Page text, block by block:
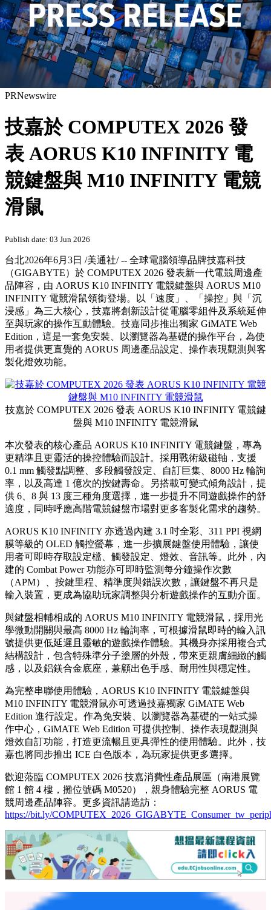
PRNewswire
技嘉於 COMPUTEX 2026 發
表 AORUS K10 INFINITY 電
競鍵盤與 M10 INFINITY 電競
滑鼠
Publish date: 03 Jun 2026
台北2026年6月3日 /美通社/ -- 全球電腦領導品牌技嘉科技
（GIGABYTE）於 COMPUTEX 2026 發表新一代電競周邊產
品陣容，由 AORUS K10 INFINITY 電競鍵盤與 AORUS M10
INFINITY 電競滑鼠領銜登場。以「速度」、「操控」與「沉
浸感」為三大核心，技嘉將創新設計從電腦零組件及系統延伸
至與玩家的操作互動體驗。技嘉同步推出獨家 GiMATE Web
Edition，這是一套免安裝、以瀏覽器為基礎的操作平台，為使
用者提供更直覺的 AORUS 周邊產品設定、操作表現觀測與客
製化燈效功能。
技嘉於 COMPUTEX 2026 發表 AORUS K10 INFINITY 電競鍵
盤與 M10 INFINITY 電競滑鼠
本次發表的核心產品 AORUS K10 INFINITY 電競鍵盤，專為
更精準且更靈活的操控體驗而設計。採用戰術級磁軸，支援
0.1 mm 觸發點調整、多段觸發設定、自訂巨集、8000 Hz 輪詢
率，以及高達 1 億次的按鍵壽命。另搭載可變式傾角設計，提
供 6、8 與 13 度三種角度選擇，進一步提升不同遊戲操作的舒
適度，同時呼應高階電競鍵盤市場對更多客製化需求的趨勢。
AORUS K10 INFINITY 亦透過內建 3.1 吋全彩、311 PPI 視網
膜等級的 OLED 觸控螢幕，進一步擴展鍵盤使用體驗，讓使
用者可即時存取設定檔、觸發設定、燈效、音訊等。此外，內
建的 Combat Power 功能亦可即時監測每分鐘操作次數
（APM）、按鍵里程、精準度與錯誤次數，讓鍵盤不再只是
輸入裝置，更成為協助玩家調整與分析遊戲操作的互動介面。
與鍵盤相輔相成的 AORUS M10 INFINITY 電競滑鼠，採用光
學微動開關與最高 8000 Hz 輪詢率，可根據滑鼠即時的輸入訊
號提供更低延遲且靈敏的遊戲操作體驗。其機身亦採用複合式
結構設計，包含特殊準分子塗層的外殼，帶來更親膚細緻的觸
感，以及鋁鎂合金底座，兼顧出色手感、耐用性與穩定性。
為完整串聯使用體驗，AORUS K10 INFINITY 電競鍵盤與
M10 INFINITY 電競滑鼠亦可透過技嘉獨家 GiMATE Web
Edition 進行設定。作為免安裝、以瀏覽器為基礎的一站式操
作中心，GiMATE Web Edition 可提供控制、操作表現觀測與
燈效自訂功能，打造更流暢且更具彈性的使用體驗。此外，技
嘉也將同步推出 ICE 白色版本，為玩家提供更多選擇。
歡迎蒞臨 COMPUTEX 2026 技嘉消費性產品展區（南港展覽
館 1 館 4 樓，攤位號碼 M0520），親身體驗完整 AORUS 電
競周邊產品陣容。更多資訊請造訪：
https://bit.ly/